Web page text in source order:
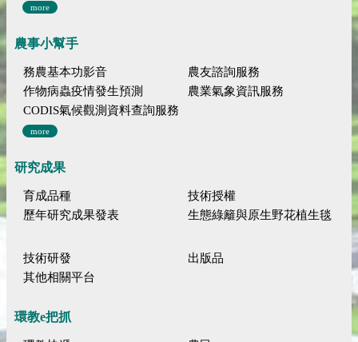
more
農事小幫手
務農基本功影音
農友諮詢服務
作物病蟲疫情發生預測
農業氣象資訊服務
CODIS氣候觀測資料查詢服務
more
研究成果
育成品種
技術授權
歷年研究成果發表
生態綠籬與原生野花植生毯
技術研發
出版品
其他相關平台
環教e把抓